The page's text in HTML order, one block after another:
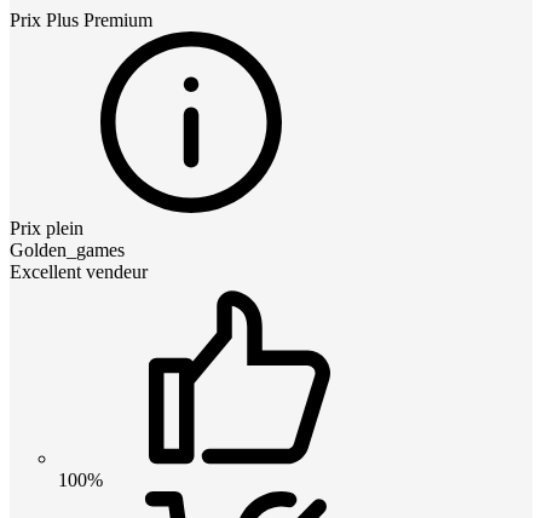
Prix Plus Premium
Prix plein
Golden_games
Excellent vendeur
100%